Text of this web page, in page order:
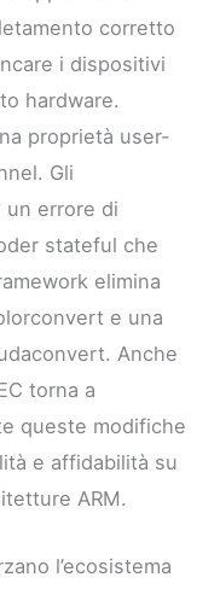
corretto
i dispositivi
hardware.
proprietà user-
Gli
errore di
stateful che
elimina
e una
Anche
torna a
queste modifiche
e affidabilità su
ARM.
l’ecosistema